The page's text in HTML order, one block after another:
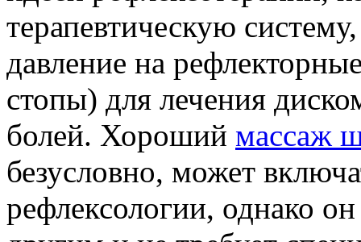
терапевтическую
давление на
стопы) для лечения
болей. Хороший массаж
безусловно, может
рефлексологии, однако